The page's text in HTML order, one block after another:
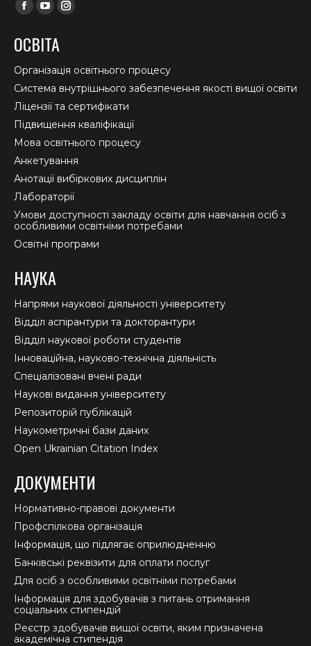
Facebook
opens
in
new
window
YouTube
opens
in
new
window
Instagram
in
new
window
ОСВІТА
Організація освітнього процесу
Система внутрішнього забезпечення якості вищої освіти
Ліцензії та сертифікати
Підвищення кваліфікації
Мова освітнього процесу
Анкетування
Анотації вибіркових дисциплін
Лабораторії
Умови доступності закладу освіти для навчання осіб з
особливими освітніми потребами
Освітні програми
НАУКА
Напрями наукової діяльності університету
Відділ аспірантури та докторантури
Відділ наукової роботи студентів
Інноваційна, науково-технічна діяльність
Спеціалізовані вчені ради
Наукові видання університету
Репозиторій публікацій
Наукометричні бази даних
Open Ukrainian Citation Index
ДОКУМЕНТИ
Нормативно-правові документи
Профспілкова організація
Інформація, що підлягає оприлюдненню
Банківські реквізити для оплати послуг
Для осіб з особливими освітніми потребами
Інформація для здобувачів з питань отримання
соціальних стипендій
Реєстр здобувачів вищої освіти, яким призначена
академічна стипендія